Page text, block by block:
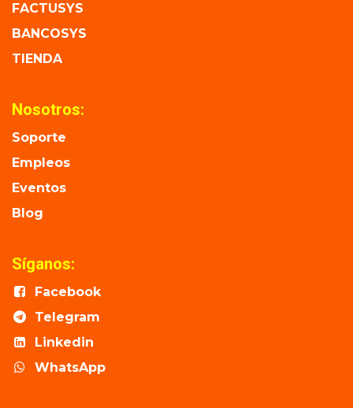
FACTUSYS
BANCOSYS
TIENDA
Nosotros:
Soporte
Empleos
Eventos
Blog
Síganos:
Facebook
Telegram
Linkedin
WhatsApp